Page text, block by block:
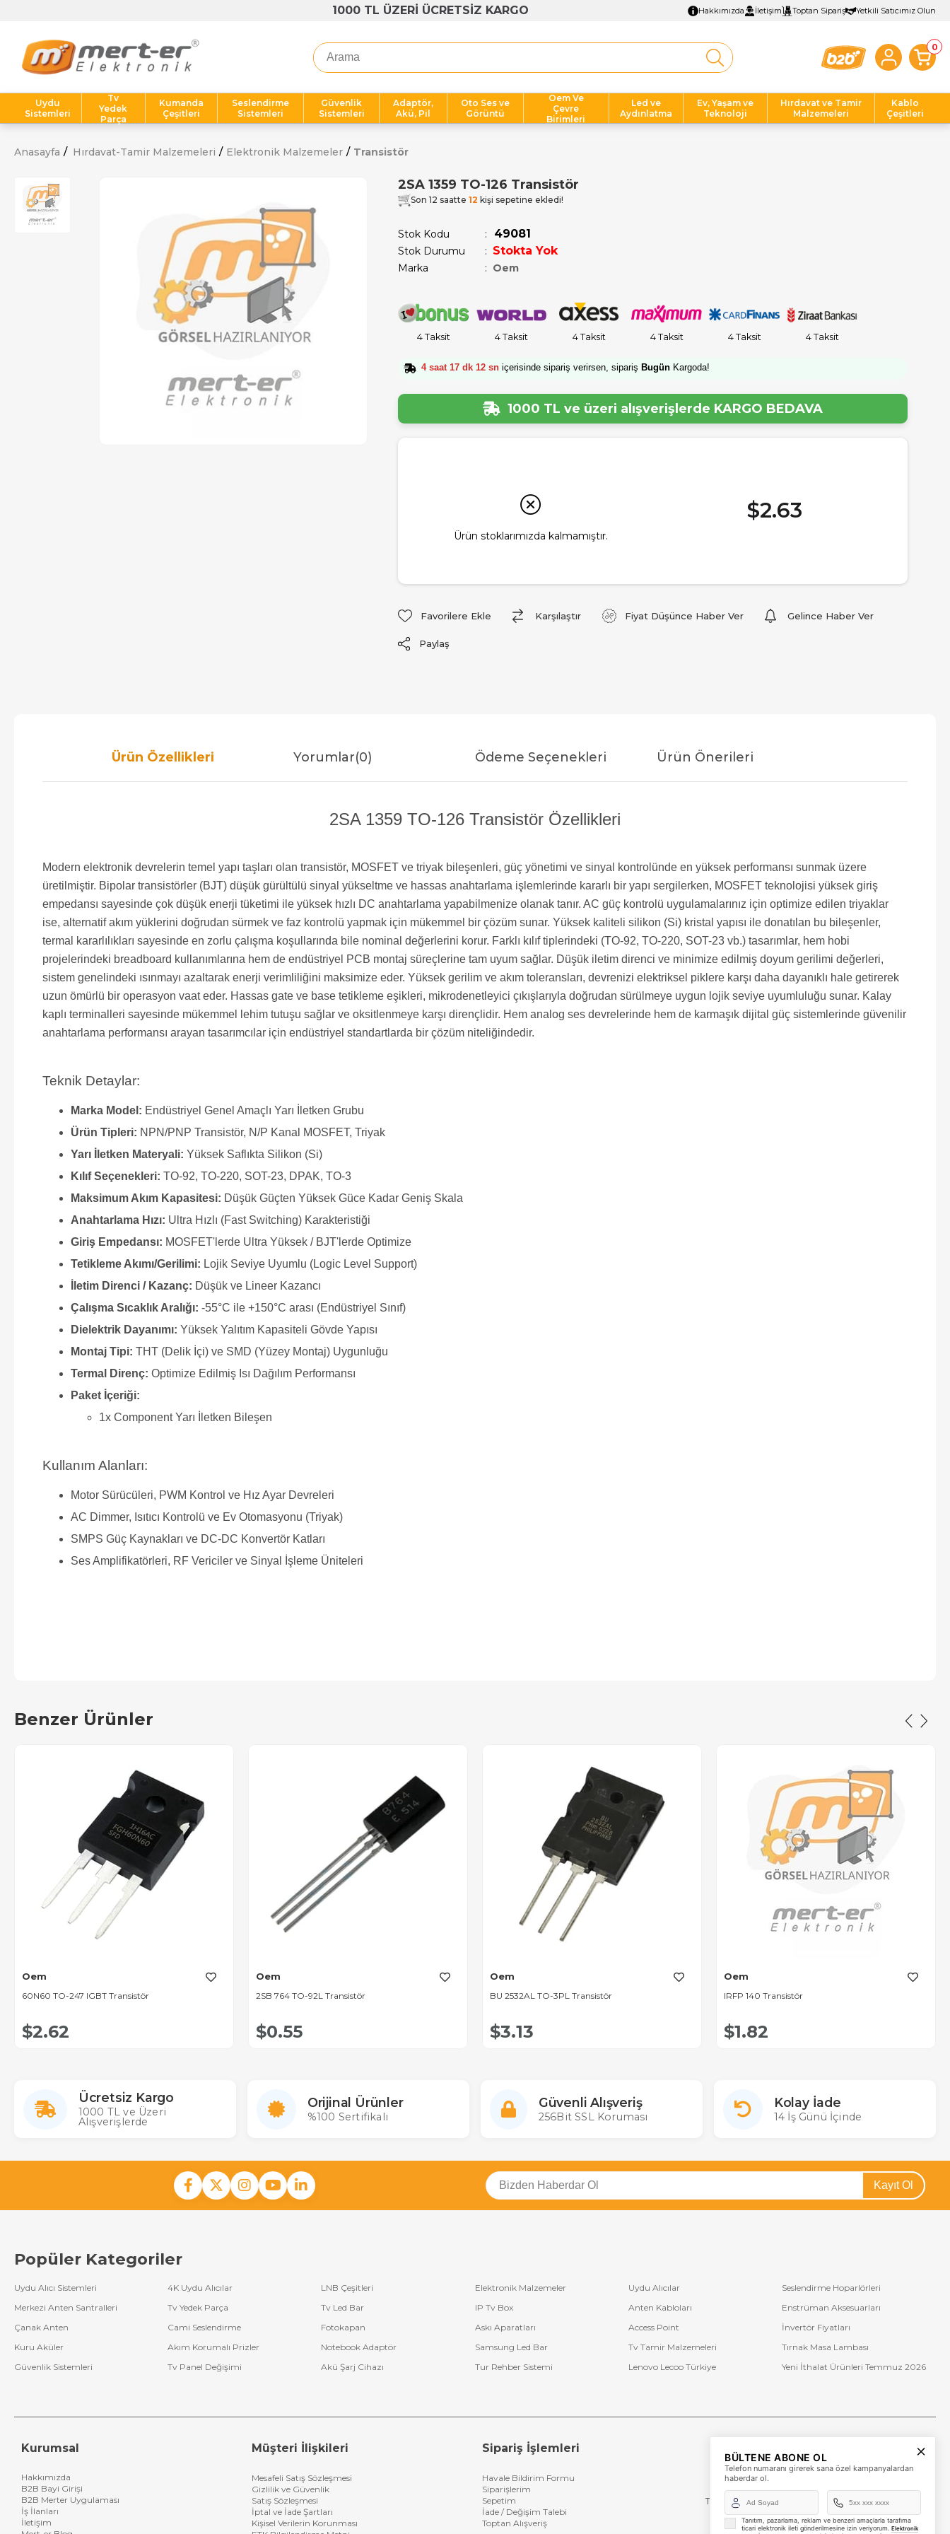
1000 TL ÜZERİ ÜCRETSİZ KARGO Hakkımızda İletişim Toptan Sipariş Yetkili Satıcımız Olun
0
Uydu
Sistemleri
Tv
Yedek
Parça
Kumanda
Çeşitleri
Seslendirme
Sistemleri
Güvenlik
Sistemleri
Adaptör,
Akü, Pil
Oto Ses ve
Görüntü
Oem Ve
Çevre
Birimleri
Led ve
Aydınlatma
Ev, Yaşam ve
Teknoloji
Hırdavat ve Tamir
Malzemeleri
Kablo
Çeşitleri
Anasayfa Hırdavat-Tamir Malzemeleri Elektronik Malzemeler Transistör
2SA 1359 TO-126 Transistör
Son 12 saatte 12 kişi sepetine ekledi!
Stok Kodu 49081
Stok Durumu : Stokta Yok
Marka : Oem
4 Taksit 4 Taksit 4 Taksit 4 Taksit 4 Taksit 4 Taksit
4 saat 17 dk 11 sniçerisinde sipariş verirsen, sipariş BugünKargoda!
1000 TL ve üzeri alışverişlerde KARGO BEDAVA
Ürün stoklarımızda kalmamıştır.
$2.63
Favorilere Ekle Karşılaştır Fiyat Düşünce Haber Ver Gelince Haber Ver
Paylaş
Ürün Özellikleri Yorumlar(0) Ödeme Seçenekleri Ürün Önerileri
2SA 1359 TO-126 Transistör Özellikleri
Modern elektronik devrelerin temel yapı taşları olan transistör, MOSFET ve triyak bileşenleri, güç yönetimi ve sinyal kontrolünde en yüksek performansı sunmak üzere
üretilmiştir. Bipolar transistörler (BJT) düşük gürültülü sinyal yükseltme ve hassas anahtarlama işlemlerinde kararlı bir yapı sergilerken, MOSFET teknolojisi yüksek giriş
empedansı sayesinde çok düşük enerji tüketimi ile yüksek hızlı DC anahtarlama yapabilmenize olanak tanır. AC güç kontrolü uygulamalarınız için optimize edilen triyaklar
ise, alternatif akım yüklerini doğrudan sürmek ve faz kontrolü yapmak için mükemmel bir çözüm sunar. Yüksek kaliteli silikon (Si) kristal yapısı ile donatılan bu bileşenler,
termal kararlılıkları sayesinde en zorlu çalışma koşullarında bile nominal değerlerini korur. Farklı kılıf tiplerindeki (TO-92, TO-220, SOT-23 vb.) tasarımlar, hem hobi
projelerindeki breadboard kullanımlarına hem de endüstriyel PCB montaj süreçlerine tam uyum sağlar. Düşük iletim direnci ve minimize edilmiş doyum gerilimi değerleri,
sistem genelindeki ısınmayı azaltarak enerji verimliliğini maksimize eder. Yüksek gerilim ve akım toleransları, devrenizi elektriksel piklere karşı daha dayanıklı hale getirerek
uzun ömürlü bir operasyon vaat eder. Hassas gate ve base tetikleme eşikleri, mikrodenetleyici çıkışlarıyla doğrudan sürülmeye uygun lojik seviye uyumluluğu sunar. Kalay
kaplı terminalleri sayesinde mükemmel lehim tutuşu sağlar ve oksitlenmeye karşı dirençlidir. Hem analog ses devrelerinde hem de karmaşık dijital güç sistemlerinde güvenilir
anahtarlama performansı arayan tasarımcılar için endüstriyel standartlarda bir çözüm niteliğindedir.
Teknik Detaylar:
Marka Model: Endüstriyel Genel Amaçlı Yarı İletken Grubu
Ürün Tipleri: NPN/PNP Transistör, N/P Kanal MOSFET, Triyak
Yarı İletken Materyali: Yüksek Saflıkta Silikon (Si)
Kılıf Seçenekleri: TO-92, TO-220, SOT-23, DPAK, TO-3
Maksimum Akım Kapasitesi: Düşük Güçten Yüksek Güce Kadar Geniş Skala
Anahtarlama Hızı: Ultra Hızlı (Fast Switching) Karakteristiği
Giriş Empedansı: MOSFET'lerde Ultra Yüksek / BJT'lerde Optimize
Tetikleme Akımı/Gerilimi: Lojik Seviye Uyumlu (Logic Level Support)
İletim Direnci / Kazanç: Düşük ve Lineer Kazancı
Çalışma Sıcaklık Aralığı: -55°C ile +150°C arası (Endüstriyel Sınıf)
Dielektrik Dayanımı: Yüksek Yalıtım Kapasiteli Gövde Yapısı
Montaj Tipi: THT (Delik İçi) ve SMD (Yüzey Montaj) Uygunluğu
Termal Direnç: Optimize Edilmiş Isı Dağılım Performansı
Paket İçeriği:
1x Component Yarı İletken Bileşen
Kullanım Alanları:
Motor Sürücüleri, PWM Kontrol ve Hız Ayar Devreleri
AC Dimmer, Isıtıcı Kontrolü ve Ev Otomasyonu (Triyak)
SMPS Güç Kaynakları ve DC-DC Konvertör Katları
Ses Amplifikatörleri, RF Vericiler ve Sinyal İşleme Üniteleri
Benzer Ürünler
Oem
60N60 TO-247 IGBT Transistör
$2.62
Oem
2SB 764 TO-92L Transistör
$0.55
Oem
BU 2532AL TO-3PL Transistör
$3.13
Oem
IRFP 140 Transistör
$1.82
Ücretsiz Kargo
1000 TL ve Üzeri
Alışverişlerde
Orijinal Ürünler
%100 Sertifikalı
Güvenli Alışveriş
256Bit SSL Koruması
Kolay İade
14 İş Günü İçinde
Kayıt Ol
Popüler Kategoriler
Uydu Alıcı Sistemleri 4K Uydu Alıcılar LNB Çeşitleri Elektronik Malzemeler Uydu Alıcılar
Seslendirme Hoparlörleri
Merkezi Anten Santralleri
Tv Yedek Parça Tv Led Bar IP Tv Box Anten Kabloları
Enstrüman Aksesuarları
Çanak Anten
Cami Seslendirme Fotokapan Askı Aparatları Access Point
İnvertör Fiyatları
Kuru Aküler
Akım Korumalı Prizler Notebook Adaptör Samsung Led Bar Tv Tamir Malzemeleri
Tırnak Masa Lambası
Güvenlik Sistemleri
Tv Panel Değişimi Akü Şarj Cihazı Tur Rehber Sistemi Lenovo Lecoo Türkiye Yeni İthalat Ürünleri Temmuz 2026
Kurumsal
Hakkımızda
B2B Bayi Girişi
B2B Merter Uygulaması
İş İlanları
İletişim
Müşteri İlişkileri
Mesafeli Satış Sözleşmesi
Gizlilik ve Güvenlik
Satış Sözleşmesi
İptal ve İade Şartları
Kişisel Verilerin Korunması
Sipariş İşlemleri
Havale Bildirim Formu
Siparişlerim
Sepetim
İade / Değişim Talebi
Toptan Alışveriş
+90 (850) 473 08 08
Tevfik Bey Mah. Dr. Ali Demir Cd. No:51 Kat:2 Kobi İş
Merkezi
Küçükçekmece / İstanbul
BÜLTENE ABONE OL
Telefon numaranı girerek sana özel kampanyalardan
haberdar ol.
Tanıtım, pazarlama, reklam ve benzeri amaçlarla tarafıma
ticari elektronik ileti gönderilmesine izin veriyorum. Elektronik